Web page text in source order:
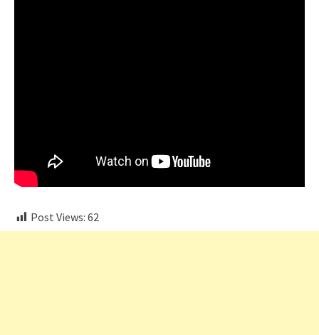
Post Views: 62